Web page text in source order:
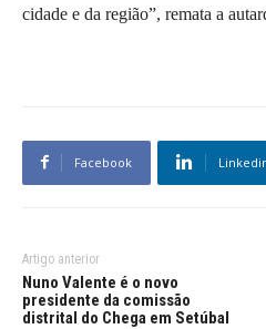
cidade e da região”, remata a
Facebook
Artigo anterior
Nuno Valente é o novo
presidente da comissão
distrital do Chega em Setúbal